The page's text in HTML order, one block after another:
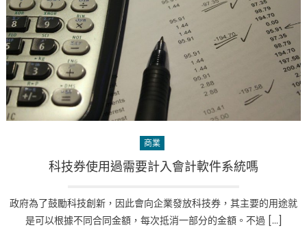
商業
科技券使用過需要計入會計軟件系統嗎
政府為了鼓勵科技創新，因此會向企業發放科技券，其主要的用途就
是可以根據不同合同金額，每次抵消一部分的金額。不過 […]